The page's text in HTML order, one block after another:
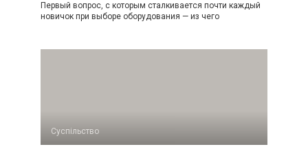
Первый вопрос, с которым сталкивается почти каждый
новичок при выборе оборудования — из чего
Суспільство